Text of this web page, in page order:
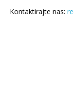
Kontaktirajte nas: